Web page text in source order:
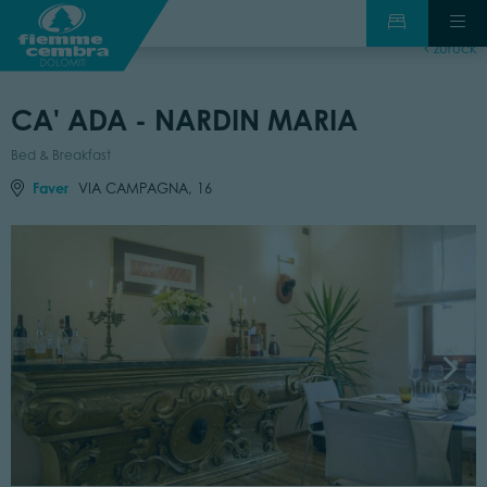
zurück
CA' ADA - NARDIN MARIA
Bed & Breakfast
Faver VIA CAMPAGNA, 16